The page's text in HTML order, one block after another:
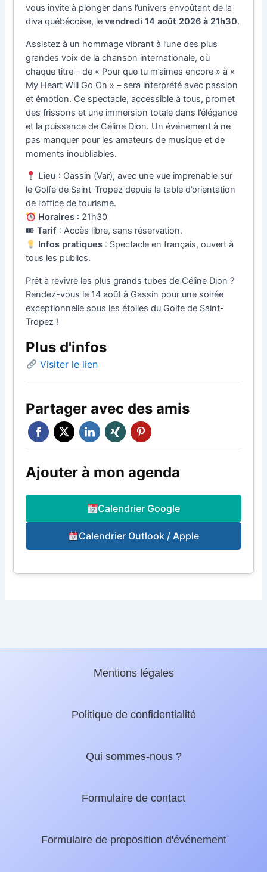
vous invite à plonger dans l’univers envoûtant de la
diva québécoise, levendredi 14 août 2026 à 21h30.
Assistez à un hommage vibrant à l’une des plus
grandes voix de la chanson internationale, où
chaque titre – de « Pour que tu m’aimes encore » à «
My Heart Will Go On » – sera interprété avec passion
et émotion. Ce spectacle, accessible à tous, promet
des frissons et une immersion totale dans l’élégance
et la puissance de Céline Dion. Un événement à ne
pas manquer pour les amateurs de musique et de
moments inoubliables.
Lieu : Gassin (Var), avec une vue imprenable sur
le Golfe de Saint-Tropez depuis la table d’orientation
de l’office de tourisme.
Horaires : 21h30
🎟Tarif : Accès libre, sans réservation.
Infos pratiques : Spectacle en français, ouvert à
tous les publics.
Prêt à revivre les plus grands tubes de Céline Dion ?
Rendez-vous le 14 août à Gassin pour une soirée
exceptionnelle sous les étoiles du Golfe de Saint-
Tropez !
Plus d'infos
Visiter le lien
Partager avec des amis
Ajouter à mon agenda
Calendrier Google
Calendrier Outlook / Apple
Mentions légales
Politique de confidentialité
Qui sommes-nous ?
Formulaire de contact
Formulaire de proposition d'événement